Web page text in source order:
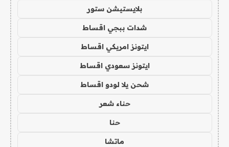
بلايستيشن ستور
شدات ببجي اقساط
ايتونز امريكي اقساط
ايتونز سعودي اقساط
شحن يلا لودو اقساط
حناء شعر
حنا
ماتشا